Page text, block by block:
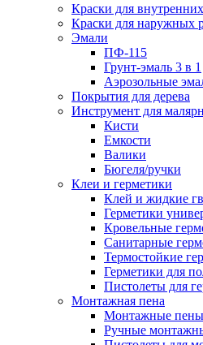
Краски для
Краски для наружных
Эмали
ПФ-115
Грунт-эмаль 3 в 1
Аэрозольные
Покрытия для дерева
Инструмент для
Кисти
Емкости
Валики
Бюгеля/ручки
Клеи и герметики
Клей и жидкие
Герметики
Кровельные
Санитарные
Термостойкие
Герметики для
Пистолеты для
Монтажная пена
Монтажные пены
Ручные